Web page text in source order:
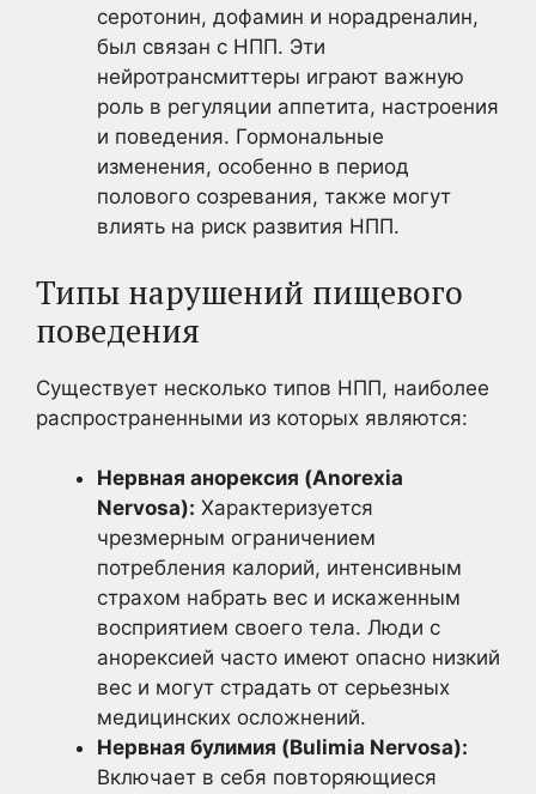
серотонин, дофамин и норадреналин,
был связан с НПП. Эти
нейротрансмиттеры играют важную
роль в регуляции аппетита, настроения
и поведения. Гормональные
изменения, особенно в период
полового созревания, также могут
влиять на риск развития НПП.
Типы нарушений пищевого
поведения
Существует несколько типов НПП, наиболее
распространенными из которых являются:
Нервная анорексия (Anorexia
Nervosa): Характеризуется
чрезмерным ограничением
потребления калорий, интенсивным
страхом набрать вес и искаженным
восприятием своего тела. Люди с
анорексией часто имеют опасно низкий
вес и могут страдать от серьезных
медицинских осложнений.
Нервная булимия (Bulimia Nervosa):
Включает в себя повторяющиеся